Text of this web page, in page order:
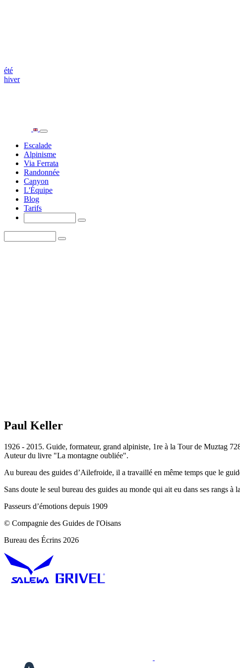
été
hiver
Escalade
Alpinisme
Via Ferrata
Randonnée
Canyon
L'Équipe
Blog
Tarifs
Paul Keller
1926 - 2015. Guide, formateur, grand alpiniste, 1re à la Tour de Muztag
Auteur du livre "La montagne oubliée".
Au bureau des guides d’Ailefroide, il a travaillé en même temps que le
Sans doute le seul bureau des guides au monde qui ait eu dans ses rangs
Passeurs d’émotions depuis 1909
© Compagnie des Guides de l'Oisans
Bureau des Écrins 2026